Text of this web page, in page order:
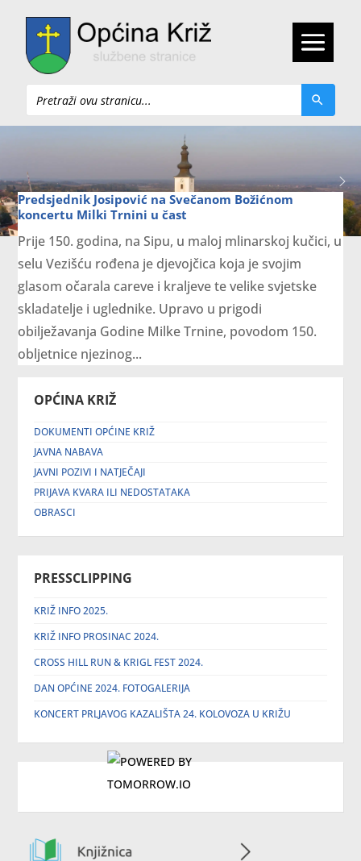
Pretraži
OPĆINA KRIŽ
DOKUMENTI OPĆINE KRIŽ
JAVNA NABAVA
JAVNI POZIVI I NATJEČAJI
PRIJAVA KVARA ILI NEDOSTATAKA
OBRASCI
PRESSCLIPPING
KRIŽ INFO 2025.
KRIŽ INFO PROSINAC 2024.
CROSS HILL RUN & KRIGL FEST 2024.
DAN OPĆINE 2024. FOTOGALERIJA
KONCERT PRLJAVOG KAZALIŠTA 24. KOLOVOZA U KRIŽU
Predsjednik Josipović na Svečanom Božićnom
koncertu Milki Trnini u čast
Prije 150. godina, na Sipu, u maloj mlinarskoj kučici, u
selu Vezišću rođena je djevojčica koja je svojim
glasom očarala careve i kraljeve te velike svjetske
skladatelje i uglednike. Upravo u prigodi
obilježavanja Godine Milke Trnine, povodom 150.
obljetnice njezinog...